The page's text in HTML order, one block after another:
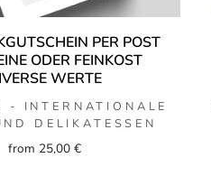
PER POST
ODER FEINKOST
WERTE
- INTERNATIONALE
DELIKATESSEN
from 25,00 €